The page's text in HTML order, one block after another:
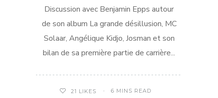
Discussion avec Benjamin Epps autour
de son album La grande désillusion, MC
Solaar, Angélique Kidjo, Josman et son
bilan de sa première partie de carrière...
21 LIKES 6 MINS READ